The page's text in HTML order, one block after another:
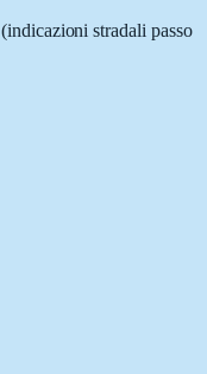
(indicazioni stradali passo